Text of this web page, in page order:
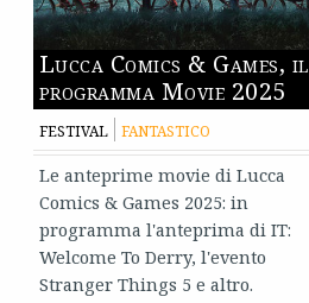
Lucca Comics & Games, il
programma Movie 2025
FESTIVAL FANTASTICO
Le anteprime movie di Lucca
Comics & Games 2025: in
programma l'anteprima di IT:
Welcome To Derry, l'evento
Stranger Things 5 e altro.